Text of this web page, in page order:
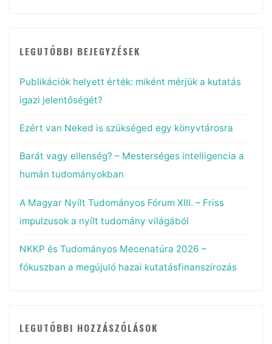
LEGUTÓBBI BEJEGYZÉSEK
Publikációk helyett érték: miként mérjük a kutatás
igazi jelentőségét?
Ezért van Neked is szükséged egy könyvtárosra
Barát vagy ellenség? – Mesterséges intelligencia a
humán tudományokban
A Magyar Nyílt Tudományos Fórum XIII. – Friss
impulzusok a nyílt tudomány világából
NKKP és Tudományos Mecenatúra 2026 –
fókuszban a megújuló hazai kutatásfinanszírozás
LEGUTÓBBI HOZZÁSZÓLÁSOK